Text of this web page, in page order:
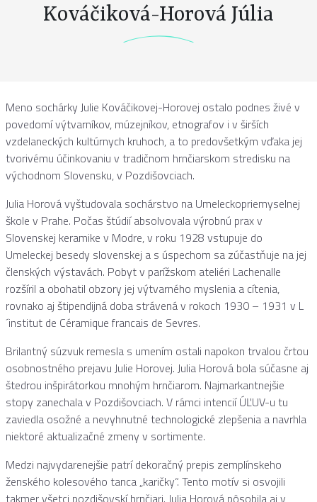
Kováčiková-Horová Júlia
Meno sochárky Julie Kováčikovej-Horovej ostalo podnes živé v
povedomí výtvarníkov, múzejníkov, etnografov i v širších
vzdelaneckých kultúrnych kruhoch, a to predovšetkým vďaka jej
tvorivému účinkovaniu v tradičnom hrnčiarskom stredisku na
východnom Slovensku, v Pozdišovciach.
Julia Horová vyštudovala sochárstvo na Umeleckopriemyselnej
škole v Prahe. Počas štúdií absolvovala výrobnú prax v
Slovenskej keramike v Modre, v roku 1928 vstupuje do
Umeleckej besedy slovenskej a s úspechom sa zúčastňuje na jej
členských výstavách. Pobyt v parížskom ateliéri Lachenalle
rozšíril a obohatil obzory jej výtvarného myslenia a cítenia,
rovnako aj štipendijná doba strávená v rokoch 1930 – 1931 v L
´institut de Céramique francais de Sevres.
Brilantný súzvuk remesla s umením ostali napokon trvalou črtou
osobnostného prejavu Julie Horovej. Julia Horová bola súčasne aj
štedrou inšpirátorkou mnohým hrnčiarom. Najmarkantnejšie
stopy zanechala v Pozdišovciach. V rámci intencií ÚĽUV-u tu
zaviedla osožné a nevyhnutné technologické zlepšenia a navrhla
niektoré aktualizačné zmeny v sortimente.
Medzi najvydarenejšie patrí dekoračný prepis zemplínskeho
ženského kolesového tanca „karičky“. Tento motív si osvojili